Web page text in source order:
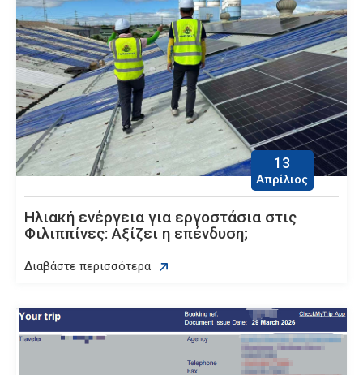
13
Απρίλιος
Ηλιακή ενέργεια για εργοστάσια στις
Φιλιππίνες: Αξίζει η επένδυση;
Διαβάστε περισσότερα